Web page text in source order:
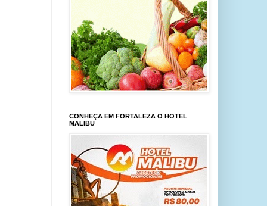
CONHEÇA EM FORTALEZA O HOTEL
MALIBU